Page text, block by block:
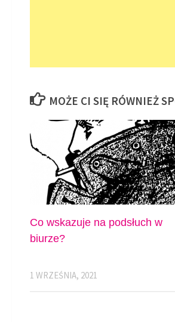
MOŻE CI SIĘ RÓWNIEŻ
Co wskazuje na podsłuch w
biurze?
1 WRZEŚNIA, 2021